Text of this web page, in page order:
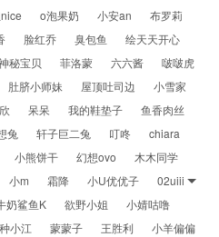
o泡果奶 小安an
布罗莉
脸红乔 臭包鱼
绘天天开心
秘宝贝 菲洛蒙 六六酱
啵啵虎
肚脐小师妹 屋顶吐司边
小雪家
呆呆 我的鞋垫子
鱼香肉丝
兔 轩子巨二兔 叮咚
chiara
小熊饼干 幻想ovo
木木同学
小m 霜降 小U优优子
02uiii
奶鲨鱼K 欲野小姐
小婧咕噜
小江 蒙蒙子 王胜利
小羊偏偏